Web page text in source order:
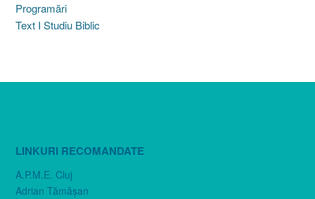
Programări
Text I Studiu Biblic
LINKURI RECOMANDATE
A.P.M.E. Cluj
Adrian Tămăşan